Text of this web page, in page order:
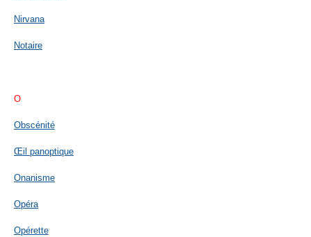
Nirvana
Notaire
O
Obscénité
Œil panoptique
Onanisme
Opéra
Opérette